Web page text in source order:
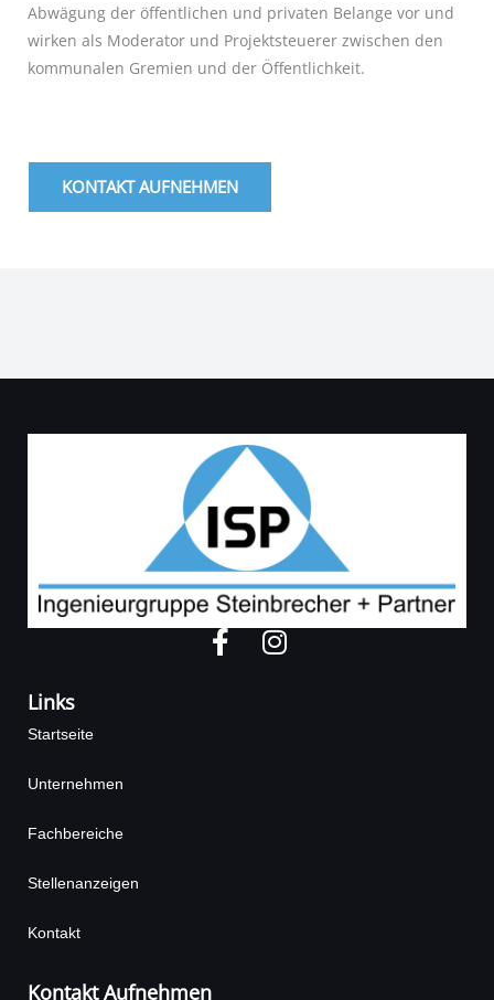
Abwägung der öffentlichen und privaten Belange vor und
wirken als Moderator und Projektsteuerer zwischen den
kommunalen Gremien und der Öffentlichkeit.
KONTAKT AUFNEHMEN
F
a
I
n
Links
Startseite
Unternehmen
Fachbereiche
Stellenanzeigen
Kontakt
Kontakt Aufnehmen